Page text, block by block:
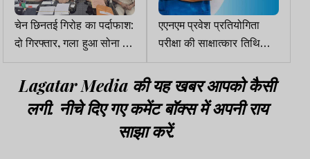
चेन छिनतई गिरोह का पर्दाफाश:
दो गिरफ्तार, गला हुआ सोना व
चोरी की बाइक बरामद
एएनएम प्रवेश प्रतियोगिता
परीक्षा की साक्षात्कार तिथि
घोषित
Lagatar Media की यह खबर आपको कैसी
लगी. नीचे दिए गए कमेंट बॉक्स में अपनी राय
साझा करें.